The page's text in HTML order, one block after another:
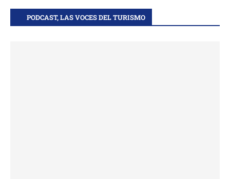
PODCAST, LAS VOCES DEL TURISMO